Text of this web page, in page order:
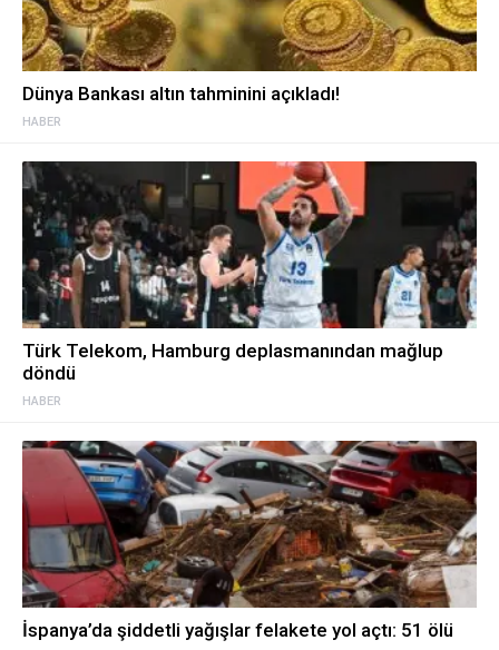
HABER
Dünya Bankası altın tahminini açıkladı!
HABER
Türk Telekom, Hamburg deplasmanından mağlup
döndü
İspanya’da şiddetli yağışlar felakete yol açtı: 51 ölü